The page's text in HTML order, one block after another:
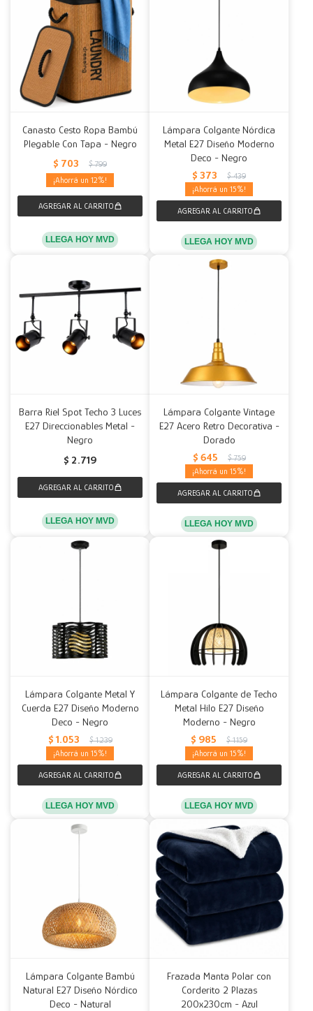
Canasto Cesto Ropa Bambú
Plegable Con Tapa - Negro
$ 703 $ 799
12
LLEGA HOY MVD
Lámpara Colgante Nórdica
Metal E27 Diseño Moderno
Deco - Negro
$ 373 $ 439
15
LLEGA HOY MVD
Barra Riel Spot Techo 3 Luces
E27 Direccionables Metal -
Negro
$ 2.719
LLEGA HOY MVD
Lámpara Colgante Vintage
E27 Acero Retro Decorativa -
Dorado
$ 645 $ 759
15
LLEGA HOY MVD
Lámpara Colgante Metal Y
Cuerda E27 Diseño Moderno
Deco - Negro
$ 1.053 $ 1.239
15
LLEGA HOY MVD
Lámpara Colgante de Techo
Metal Hilo E27 Diseño
Moderno - Negro
$ 985 $ 1.159
15
LLEGA HOY MVD
Lámpara Colgante Bambú
Natural E27 Diseño Nórdico
Deco - Natural
Frazada Manta Polar con
Corderito 2 Plazas
200x230cm - Azul